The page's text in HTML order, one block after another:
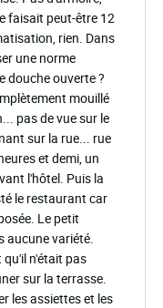
faisait peut-être 12
rien. Dans
une norme
douche ouverte ?
mouillé
pas de vue sur le
sur la rue... rue
et demi, un
l'hôtel. Puis la
le restaurant car
Le petit
aucune variété.
qu'il n'était pas
sur la terrasse.
les assiettes et les